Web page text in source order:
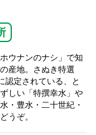
ウナンのナシ」で知
産地。さぬき特選
認定されている、と
しい「特撰幸水」や
・豊水・二十世紀・
うぞ。